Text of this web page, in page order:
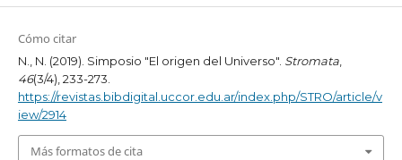
Cómo citar
N., N. (2019). Simposio "El origen del Universo". Stromata,
46(3/4), 233-273.
https://revistas.bibdigital.uccor.edu.ar/index.php/STRO/article/v
iew/2914
Más formatos de cita